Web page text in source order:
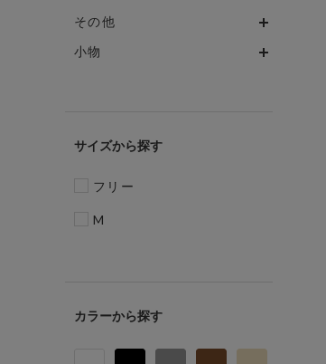
その他
小物
サイズ
フリー
M
カラー